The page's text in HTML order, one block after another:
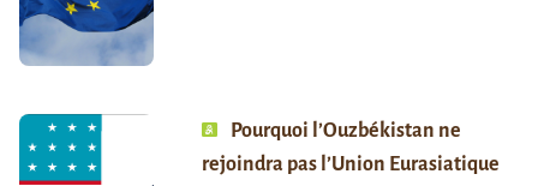
Pourquoi l’Ouzbékistan ne
rejoindra pas l’Union Eurasiatique